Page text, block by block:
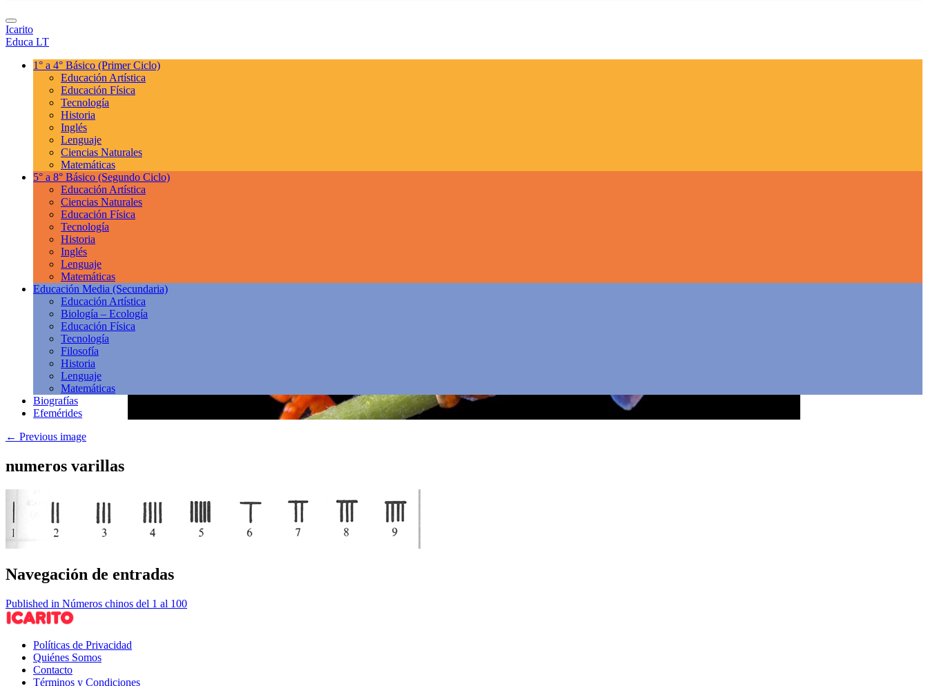
Icarito
Educa LT
1° a 4° Básico (Primer Ciclo)
Educación Artística
Educación Física
Tecnología
Historia
Inglés
Lenguaje
Ciencias Naturales
Matemáticas
5° a 8° Básico (Segundo Ciclo)
Educación Artística
Ciencias Naturales
Educación Física
Tecnología
Historia
Inglés
Lenguaje
Matemáticas
Educación Media (Secundaria)
Educación Artística
Biología – Ecología
Educación Física
Tecnología
Filosofía
Historia
Lenguaje
Matemáticas
Biografías
Efemérides
← Previous image
numeros varillas
Navegación de entradas
Published in Números chinos del 1 al 100
Políticas de Privacidad
Quiénes Somos
Contacto
Términos y Condiciones